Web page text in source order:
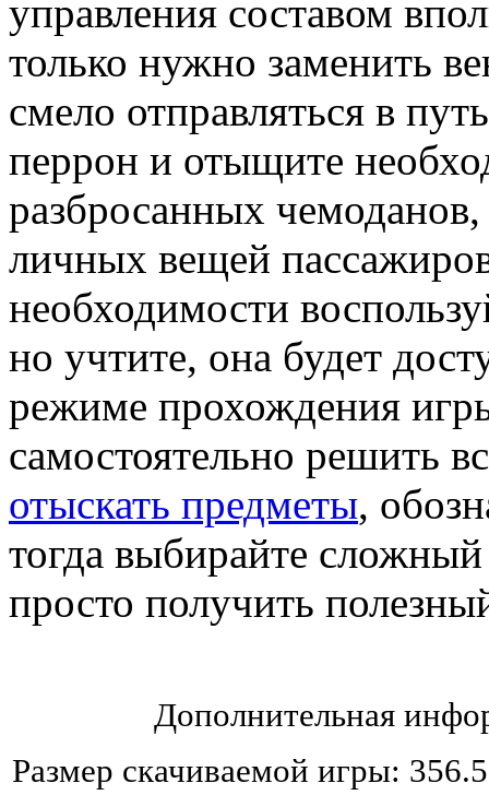
управления составом
только нужно заменить
смело отправляться в
перрон и отыщите
разбросанных
личных вещей
необходимости
но учтите, она будет
режиме прохождения
самостоятельно решить
отыскать предметы,
тогда выбирайте
просто получить
Дополнительная
Размер скачиваемой игры: